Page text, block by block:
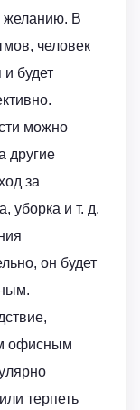
желанию. В
человек
будет
можно
другие
за
уборка и т. д.
он будет
офисным
терпеть